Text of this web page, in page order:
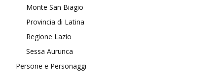
Monte San Biagio
Provincia di Latina
Regione Lazio
Sessa Aurunca
Persone e Personaggi